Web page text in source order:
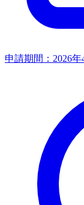
申請期間： 2026年